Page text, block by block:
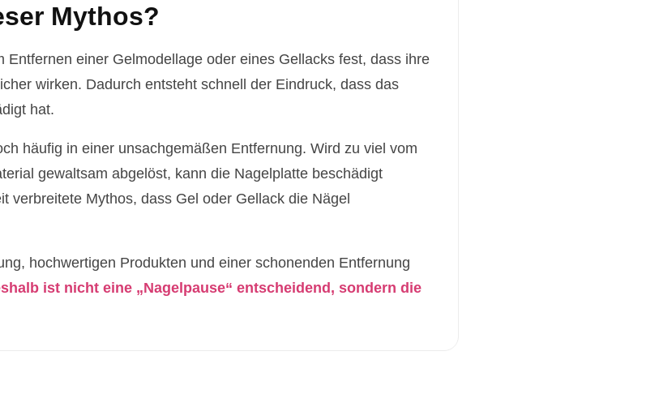
Mythos?
Entfernen einer Gelmodellage oder eines Gellacks fest, dass ihre
wirken. Dadurch entsteht schnell der Eindruck, dass das
hat.
häufig in einer unsachgemäßen Entfernung. Wird zu viel vom
gewaltsam abgelöst, kann die Nagelplatte beschädigt
verbreitete Mythos, dass Gel oder Gellack die Nägel
hochwertigen Produkten und einer schonenden Entfernung
ist nicht eine „Nagelpause“ entscheidend, sondern die